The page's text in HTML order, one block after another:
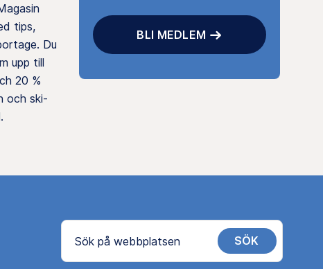
tips,
Du
upp till
20 %
och ski-
BLI MEDLEM
Sök på webbplatsen SÖK